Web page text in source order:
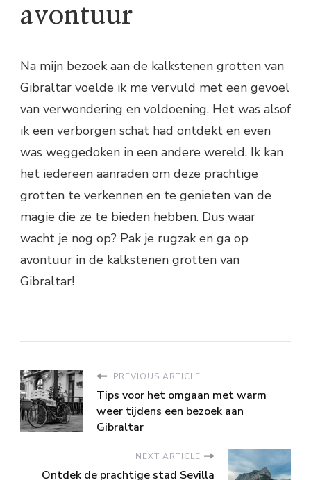
avontuur
Na mijn bezoek aan de kalkstenen grotten van
Gibraltar voelde ik me vervuld met een gevoel
van verwondering en voldoening. Het was alsof
ik een verborgen schat had ontdekt en even
was weggedoken in een andere wereld. Ik kan
het iedereen aanraden om deze prachtige
grotten te verkennen en te genieten van de
magie die ze te bieden hebben. Dus waar
wacht je nog op? Pak je rugzak en ga op
avontuur in de kalkstenen grotten van
Gibraltar!
PREVIOUS ARTICLE
Tips voor het omgaan met warm
weer tijdens een bezoek aan
Gibraltar
NEXT ARTICLE
Ontdek de prachtige stad Sevilla